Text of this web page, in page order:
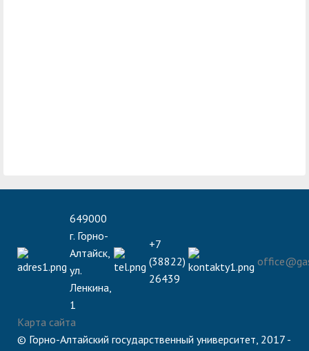
649000
г. Горно-
Алтайск,
ул.
Ленкина,
1
+7
(38822)
26439
Карта сайта
© Горно-Алтайский государственный университет, 2017 -